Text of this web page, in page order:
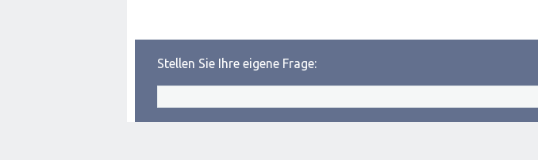
Stellen Sie Ihre eigene Frage: